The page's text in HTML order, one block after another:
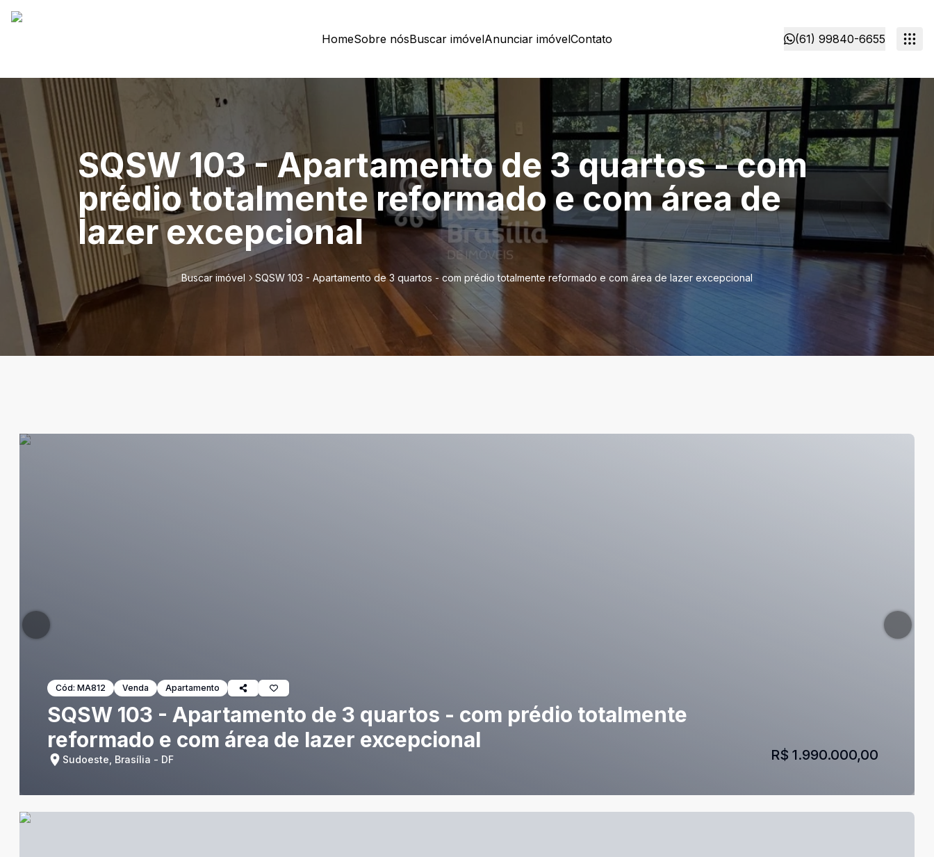
HomeSobre nósBuscar imóvelAnunciar imóvelContato (61) 99840-6655
SQSW 103 - Apartamento de 3 quartos - com
prédio totalmente reformado e com área de
lazer excepcional
Buscar imóvel SQSW 103 - Apartamento de 3 quartos - com prédio totalmente reformado e com área de lazer excepcional
Cód: MA812 Venda Apartamento
SQSW 103 - Apartamento de 3 quartos - com prédio totalmente
reformado e com área de lazer excepcional
Sudoeste, Brasília - DF R$ 1.990.000,00